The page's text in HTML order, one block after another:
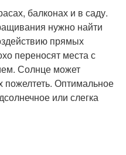
балконах и в саду.
нужно найти
прямых
переносят места с
Солнце может
пожелтеть. Оптимальное
или слегка